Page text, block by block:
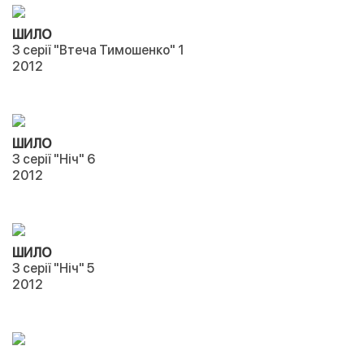
ШИЛО
З серії "Втеча Тимошенко" 1
2012
ШИЛО
З серії "Ніч" 6
2012
ШИЛО
З серії "Ніч" 5
2012